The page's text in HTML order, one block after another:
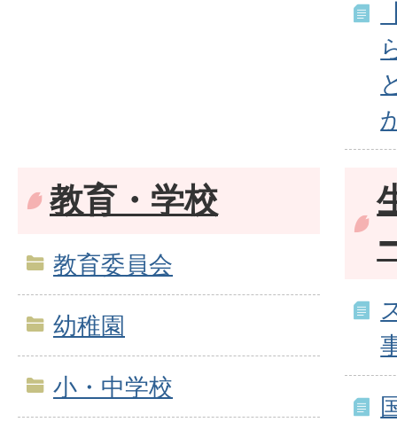
教育・学校
教育委員会
幼稚園
小・中学校